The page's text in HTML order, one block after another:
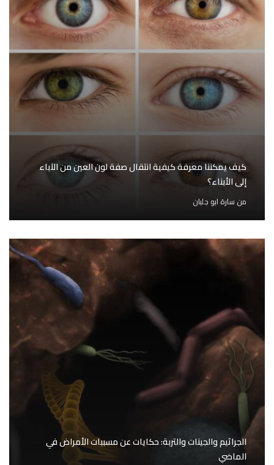
كيف يمكننا معرفة كيفية انتقال صفة لون العين من الآباء
إلى الأبناء؟
من سارة ابو جلبان
الجراثيم والجينات والتربة: حكايات عن مسببات الأمراض في
الماضي